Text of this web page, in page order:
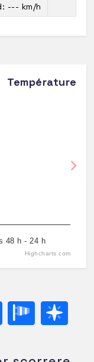
--- km/h
Température
48 h - 24 h
Highcharts.com